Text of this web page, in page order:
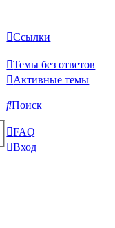
Ссылки
Темы без ответов
Активные темы
Поиск
FAQ
Вход